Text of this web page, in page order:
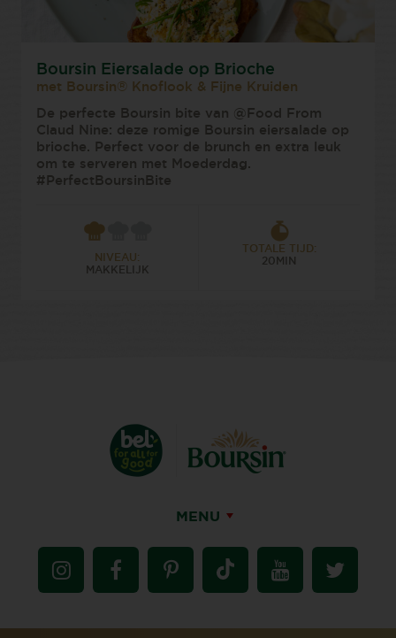
Boursin Eiersalade op Brioche
met Boursin® Knoflook & Fijne Kruiden
De perfecte Boursin bite van @Food From
Claud Nine: deze romige Boursin eiersalade op
brioche. Perfect voor de brunch en extra leuk
om te serveren met Moederdag.
#PerfectBoursinBite
NIVEAU:
MAKKELIJK
TOTALE TIJD:
20MIN
MENU